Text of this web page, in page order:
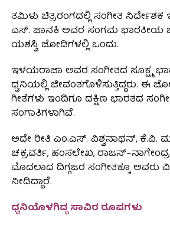
ತಮಿಳು ಚಿತ್ರರಂಗದಲ್ಲಿ ಸಂಗೀತ
ಎಸ್. ಜಾನಕಿ ಅವರ ಸಂಗಮ ಭಾರತೀಯ
ಯಶಸ್ವಿ ಜೋಡಿಗಳಲ್ಲಿ ಒಂದು.
ಇಳಯರಾಜಾ ಅವರ ಸಂಗೀತದ ಸೂಕ್ಷ್ಮ
ಧ್ವನಿಯಲ್ಲಿ ಜೀವಂತಗೊಳಿಸುತ್ತಿದ್ದರು. ಈ
ಗೀತೆಗಳು ಇಂದಿಗೂ ದಕ್ಷಿಣ ಭಾರತದ
ಸಂಗಾತಿಗಳಾಗಿವೆ.
ಅದೇ ರೀತಿ ಎಂ.ಎಸ್. ವಿಶ್ವನಾಥನ್, ಕೆ.ವಿ.
ಚಕ್ರವರ್ತಿ, ಹಂಸಲೇಖ,
ಮೊದಲಾದ ದಿಗ್ಗಜರ ಸಂಗೀತಕ್ಕೂ ಅವರು
ನೀಡಿದ್ದಾರೆ.
ಧ್ವನಿಯೊಳಗಿದ್ದ ಸಾವಿರ ರೂಪಗಳು